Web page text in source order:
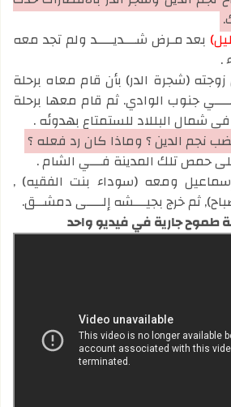
بعد مـرض شـــديــــد ولم تجد معه
.
(شجرة الدر) بأن قام معاه برحلة
جنوب الوادي. ثم قام معها برحلة
شمال البللاد للستمتاع بهدوئه .
نجم الدين ؟ وماذا كان رد فعله ؟
حمص تلك المدينة فـــي الشام .
ومعه (سوداء بنت الفقيه) ,
ثم خرج بجيـــشه إلــــى دمشــق.
طموح جارية في فيديو واحد